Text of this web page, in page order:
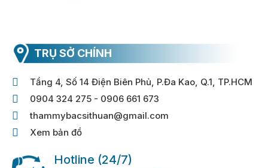
TRỤ SỞ CHÍNH
Tầng 4, Số 14 Điện Biên Phủ, P.Đa Kao, Q.1, TP.HCM
0904 324 275 - 0906 661 673
thammybacsithuan@gmail.com
Xem bản đồ
Hotline (24/7)